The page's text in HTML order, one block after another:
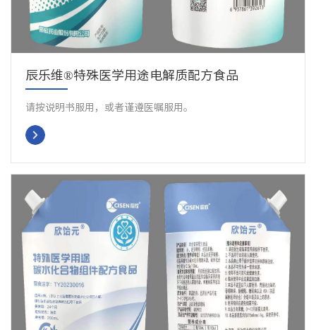
辰乐维®特殊医学用途电解质配方食品
请按说明书服用，或者谨遵医嘱服用。